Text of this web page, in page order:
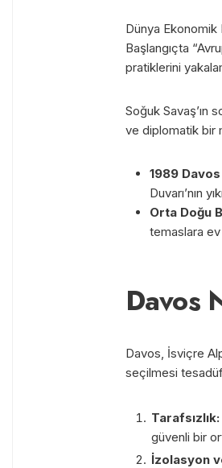
Dünya Ekonomik
Başlangıçta
pratiklerini
Soğuk Savaş’ın
ve diplomatik bir
1989 Davos
Duvarı’nın
Orta Doğu
temaslara ev
Davos
Davos, İsviçre
seçilmesi
Tarafsızlık:
güvenli bir
İzolasyon